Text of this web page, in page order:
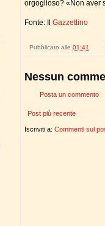
orgoglioso? «Non aver
Fonte: Il Gazzettino
Pubblicato alle 01:41
Nessun
Posta un commento
Post più recente
Iscriviti a: Commenti sul